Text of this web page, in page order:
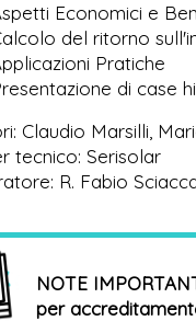
Economici e
del ritorno
Pratiche
di case
Claudio Marsilli,
tecnico: Serisolar
R. Fabio
NOTE
per